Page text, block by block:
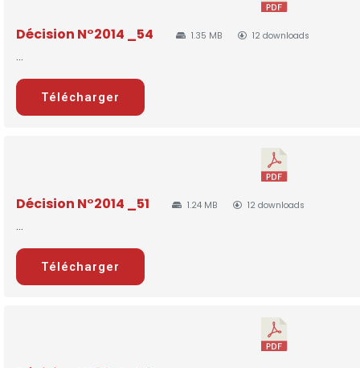
Décision N°2014 _54 1.35 MB 12 downloads
...
Télécharger
Décision N°2014 _51 1.24 MB 12 downloads
...
Télécharger